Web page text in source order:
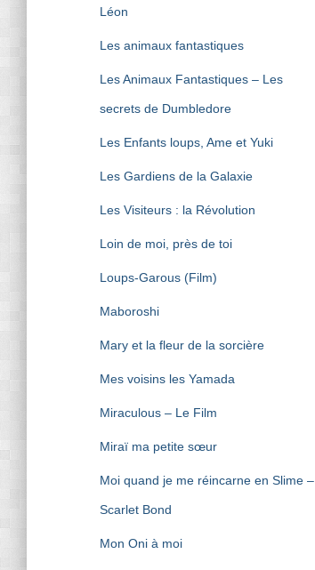
Léon
Les animaux fantastiques
Les Animaux Fantastiques – Les
secrets de Dumbledore
Les Enfants loups, Ame et Yuki
Les Gardiens de la Galaxie
Les Visiteurs : la Révolution
Loin de moi, près de toi
Loups-Garous (Film)
Maboroshi
Mary et la fleur de la sorcière
Mes voisins les Yamada
Miraculous – Le Film
Miraï ma petite sœur
Moi quand je me réincarne en Slime –
Scarlet Bond
Mon Oni à moi